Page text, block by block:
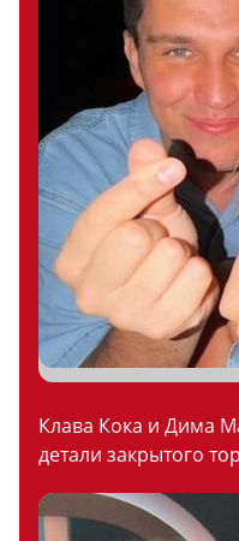
Клава Кока и Дима
детали закрытого